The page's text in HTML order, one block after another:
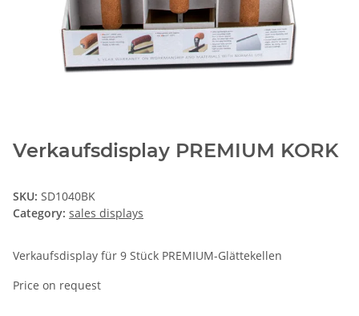
Verkaufsdisplay PREMIUM KORK
SKU: SD1040BK
Category: sales displays
Verkaufsdisplay für 9 Stück PREMIUM-Glättekellen
Price on request